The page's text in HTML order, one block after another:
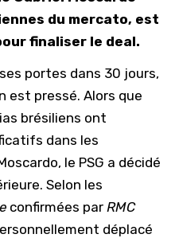
du mercato, est
finaliser le deal.
portes dans 30 jours,
est pressé. Alors que
brésiliens ont
dans les
le PSG a décidé
Selon les
confirmées par RMC
déplacé